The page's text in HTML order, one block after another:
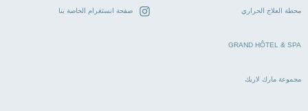
محطة العلاج الحراري
GRAND HÔTEL & SPA
مجموعة مارك لاريك
صفحة انستغرام الخاصة بنا